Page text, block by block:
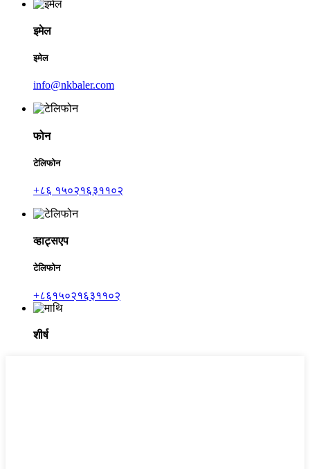
इमेल
इमेल
info@nkbaler.com
फोन
टेलिफोन
+८६ १५०२१६३११०२
व्हाट्सएप
टेलिफोन
+८६१५०२१६३११०२
शीर्ष